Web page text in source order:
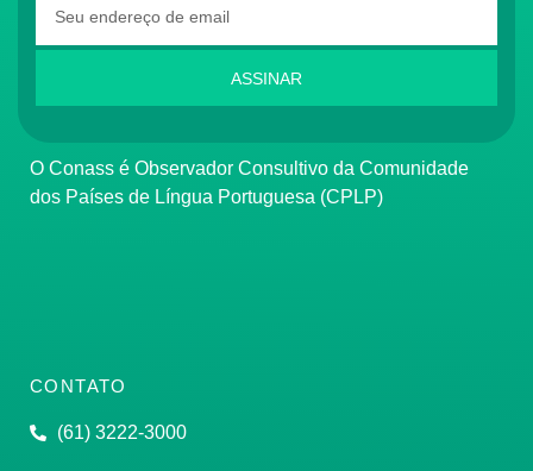
ASSINAR
O Conass é Observador Consultivo da Comunidade
dos Países de Língua Portuguesa (CPLP)
CONTATO
(61) 3222-3000